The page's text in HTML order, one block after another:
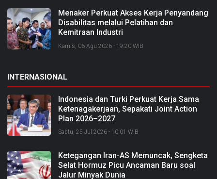
Menaker Perkuat Akses Kerja Penyandang
Disabilitas melalui Pelatihan dan
Kemitraan Industri
Kamis, 06 Agu 2026 - 19:20 WIB
INTERNASIONAL
Indonesia dan Turki Perkuat Kerja Sama
Ketenagakerjaan, Sepakati Joint Action
Plan 2026–2027
Sabtu, 25 Jul 2026 - 10:01 WIB
Ketegangan Iran-AS Memuncak, Sengketa
Selat Hormuz Picu Ancaman Baru soal
Jalur Minyak Dunia